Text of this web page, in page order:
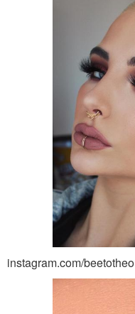
instagram.com/beetotheo